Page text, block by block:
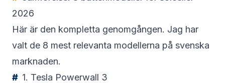
2026
Här är den kompletta genomgången. Jag har
valt de 8 mest relevanta modellerna på svenska
marknaden.
1. Tesla Powerwall 3